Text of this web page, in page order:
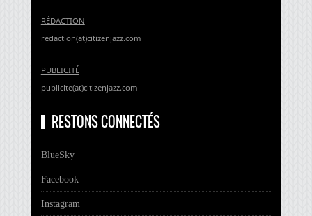
RÉDACTION
redaction(at)citizenjazz.com
PUBLICITÉ
publicite(at)citizenjazz.com
RESTONS CONNECTÉS
BlueSky
Facebook
Instagram